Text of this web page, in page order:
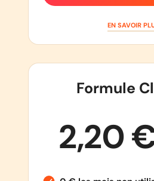
EN SAVOIR
Formule
2,20